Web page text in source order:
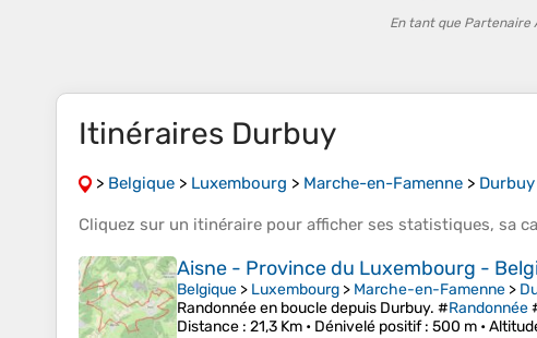
En tant que Partenaire
Itinéraires Durbuy
> Belgique > Luxembourg > Marche-en-Famenne > Durbuy
Cliquez sur un itinéraire pour afficher ses statistiques, sa
Aisne - Province du Luxembourg -
Belgique > Luxembourg > Marche-en-Famenne >
Randonnée en boucle depuis Durbuy. #Randonnée
Distance : 21,3 Km • Dénivelé positif: 500 m •